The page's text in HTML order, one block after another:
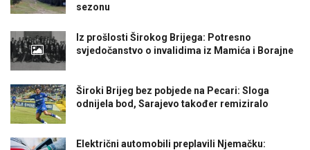
sezonu
Iz prošlosti Širokog Brijega: Potresno
svjedočanstvo o invalidima iz Mamića i Borajne
Široki Brijeg bez pobjede na Pecari: Sloga
odnijela bod, Sarajevo također remiziralo
Električni automobili preplavili Njemačku: